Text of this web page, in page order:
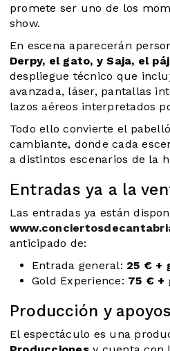
promete ser uno de los
show.
En escena aparecerán
Derpy, el gato, y Saja, el
despliegue técnico que
avanzada, láser, pantallas
lazos aéreos interpretados
Todo ello convierte el
cambiante, donde cada
a distintos escenarios de la
Entradas ya a la
Las entradas ya están
anticipado de:
Entrada general: 25 € +
Gold Experience: 75 € +
Producción y apoyos
El espectáculo es una